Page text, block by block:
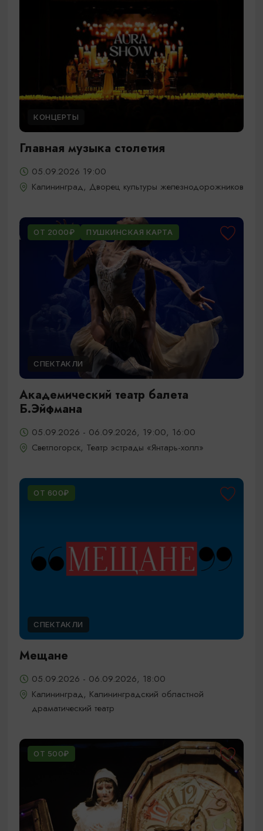
КОНЦЕРТЫ
Главная музыка столетия
05.09.2026 19:00
Калининград, Дворец культуры железнодорожников
ОТ 2000₽ ПУШКИНСКАЯ КАРТА
СПЕКТАКЛИ
Академический театр балета
Б.Эйфмана
05.09.2026 - 06.09.2026, 19:00, 16:00
Светлогорск, Театр эстрады «Янтарь-холл»
ОТ 600₽
СПЕКТАКЛИ
Мещане
05.09.2026 - 06.09.2026, 18:00
Калининград, Калининградский областной
драматический театр
ОТ 500₽